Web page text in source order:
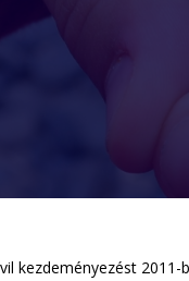
kezdeményezést